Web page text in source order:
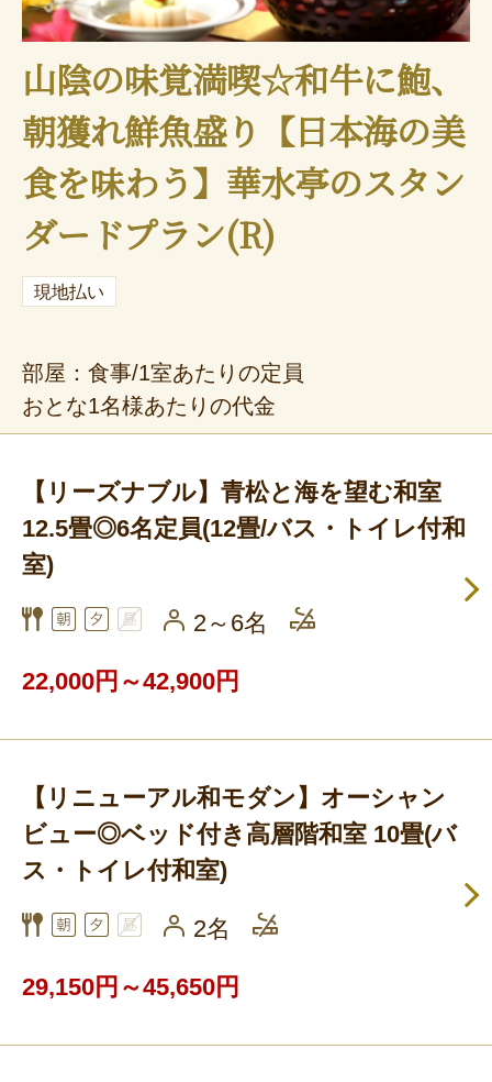
山陰の味覚満喫☆和牛に鮑、
朝獲れ鮮魚盛り【日本海の美
食を味わう】華水亭のスタン
ダードプラン(R)
現地払い
部屋：食事/1室あたりの定員
おとな1名様あたりの代金
【リーズナブル】青松と海を望む和室
12.5畳◎6名定員(12畳/バス・トイレ付和
室)
2～6名
22,000円～42,900円
【リニューアル和モダン】オーシャン
ビュー◎ベッド付き高層階和室 10畳(バ
ス・トイレ付和室)
2名
29,150円～45,650円